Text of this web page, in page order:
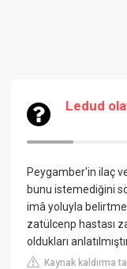
Ledud
Peygamber'in ilaç
bunu istemediğini
imâ yoluyla
zatülcenp hastası
oldukları
Kaynak kaldırma